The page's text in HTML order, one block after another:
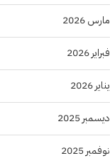
مارس 2026
فبراير 2026
يناير 2026
ديسمبر 2025
نوفمبر 2025